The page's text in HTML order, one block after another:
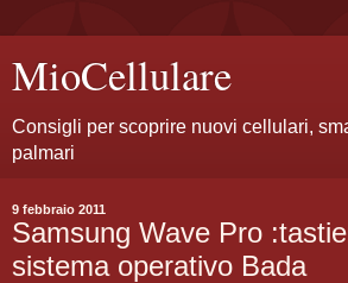
MioCellulare
Consigli per scoprire nuovi cellulari,
palmari
9 febbraio 2011
Samsung Wave Pro
sistema operativo Bada